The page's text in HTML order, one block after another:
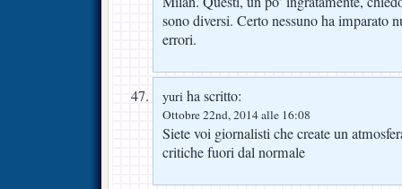
sono diversi. Certo nessuno ha imparato
errori.
yuri ha scritto:
Ottobre 22nd, 2014 alle 16:08
Siete voi giornalisti che create un
critiche fuori dal normale